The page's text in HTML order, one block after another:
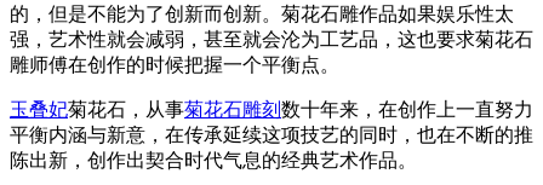
的，但是不能为了创新而创新。菊花石雕作品如果娱乐性太
强，艺术性就会减弱，甚至就会沦为工艺品，这也要求菊花石
雕师傅在创作的时候把握一个平衡点。
玉叠妃菊花石，从事菊花石雕刻 数十年来，在创作上一直努力
平衡内涵与新意，在传承延续这项技艺的同时，也在不断的推
陈出新，创作出契合时代气息的经典艺术作品。